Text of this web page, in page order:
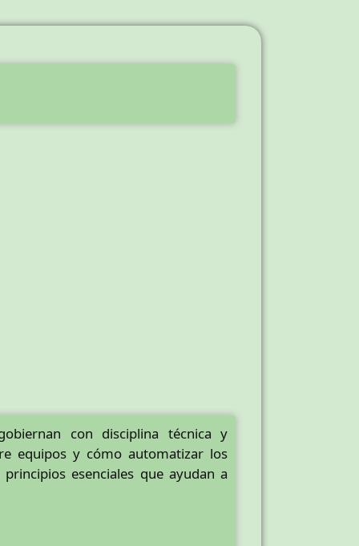
con disciplina técnica y
equipos y cómo automatizar los
esenciales que ayudan a